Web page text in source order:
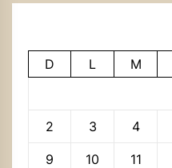
D L M
2 3 4
9 10 11